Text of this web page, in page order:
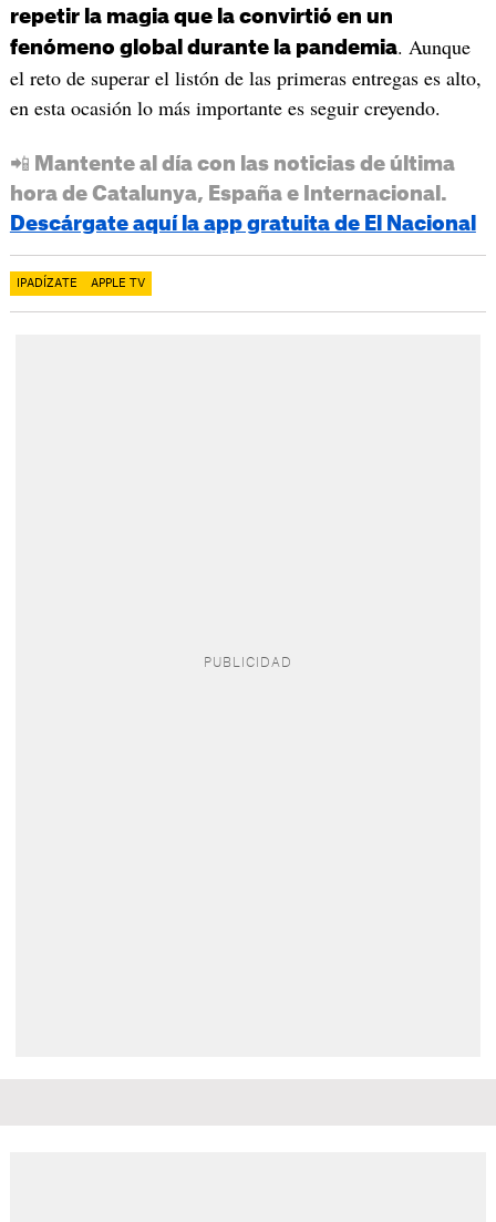
repetir la magia que la convirtió en un
fenómeno global durante la pandemia. Aunque
el reto de superar el listón de las primeras entregas es alto,
en esta ocasión lo más importante es seguir creyendo.
📲 Mantente al día con las noticias de última
hora de Catalunya, España e Internacional.
Descárgate aquí la app gratuita de El Nacional
IPADÍZATE APPLE TV